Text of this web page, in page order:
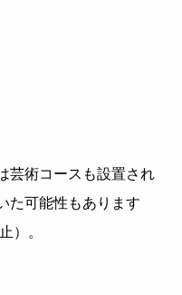
芸術コースも設置され
た可能性もあります
）。